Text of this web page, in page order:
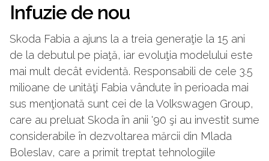
Infuzie de nou
Skoda Fabia a ajuns la a treia generaţie la 15 ani
de la debutul pe piaţă, iar evoluţia modelului este
mai mult decât evidentă. Responsabili de cele 3.5
milioane de unităţi Fabia vândute în perioada mai
sus menţionată sunt cei de la Volkswagen Group,
care au preluat Skoda în anii '90 şi au investit sume
considerabile în dezvoltarea mărcii din Mlada
Boleslav, care a primit treptat tehnologiile